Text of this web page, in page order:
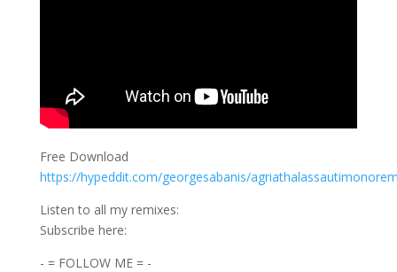
Free Download
https://hypeddit.com/georgesabanis/
Listen to all my remixes:
Subscribe here:
- = FOLLOW ME = -